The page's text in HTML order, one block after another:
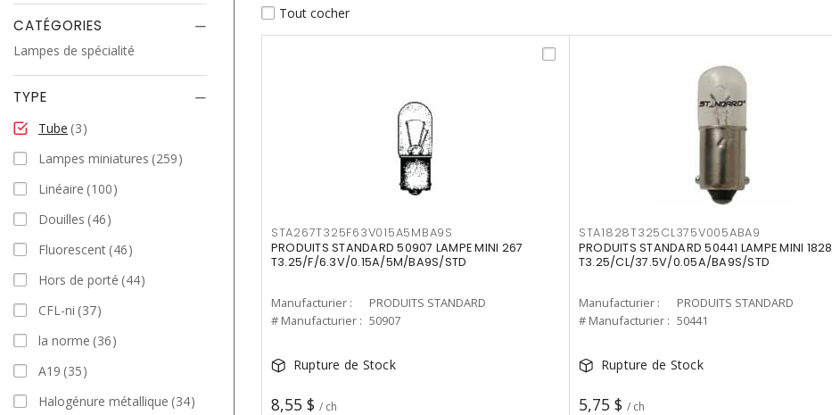
CATÉGORIES
Lampes de spécialité
TYPE
Tube 3
Lampes miniatures 259
Linéaire 100
Douilles 46
Fluorescent 46
Hors de porté 44
CFL-ni 37
la norme 36
A19 35
Halogénure métallique 34
Tout cocher
STA267T325F63V015A5MBA9S
PRODUITS STANDARD 50907 LAMPE MINI 267
T3.25/F/6.3V/0.15A/5M/BA9S/STD
Manufacturier :
PRODUITS STANDARD
# Manufacturier : 50907
Rupture de Stock
8,55 $ / ch
STA1828T325CL375V005ABA9
PRODUITS STANDARD 50441 LAMPE MINI 1828
T3.25/CL/37.5V/0.05A/BA9S/STD
Manufacturier :
PRODUITS STANDARD
# Manufacturier : 50441
Rupture de Stock
5,75 $ / ch